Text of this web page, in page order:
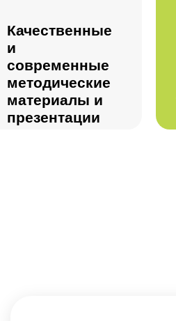
Качественные
и
современные
методические
материалы и
презентации